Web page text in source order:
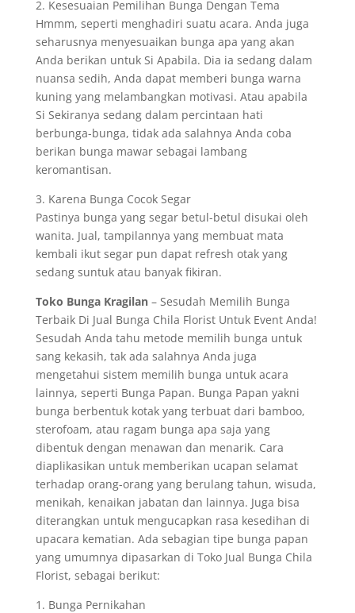
2. Kesesuaian Pemilihan Bunga Dengan Tema
Hmmm, seperti menghadiri suatu acara. Anda juga
seharusnya menyesuaikan bunga apa yang akan
Anda berikan untuk Si Apabila. Dia ia sedang dalam
nuansa sedih, Anda dapat memberi bunga warna
kuning yang melambangkan motivasi. Atau apabila
Si Sekiranya sedang dalam percintaan hati
berbunga-bunga, tidak ada salahnya Anda coba
berikan bunga mawar sebagai lambang
keromantisan.
3. Karena Bunga Cocok Segar
Pastinya bunga yang segar betul-betul disukai oleh
wanita. Jual, tampilannya yang membuat mata
kembali ikut segar pun dapat refresh otak yang
sedang suntuk atau banyak fikiran.
Toko Bunga Kragilan– Sesudah Memilih Bunga
Terbaik Di Jual Bunga Chila Florist Untuk Event Anda!
Sesudah Anda tahu metode memilih bunga untuk
sang kekasih, tak ada salahnya Anda juga
mengetahui sistem memilih bunga untuk acara
lainnya, seperti Bunga Papan. Bunga Papan yakni
bunga berbentuk kotak yang terbuat dari bamboo,
sterofoam, atau ragam bunga apa saja yang
dibentuk dengan menawan dan menarik. Cara
diaplikasikan untuk memberikan ucapan selamat
terhadap orang-orang yang berulang tahun, wisuda,
menikah, kenaikan jabatan dan lainnya. Juga bisa
diterangkan untuk mengucapkan rasa kesedihan di
upacara kematian. Ada sebagian tipe bunga papan
yang umumnya dipasarkan di Toko Jual Bunga Chila
Florist, sebagai berikut:
1. Bunga Pernikahan